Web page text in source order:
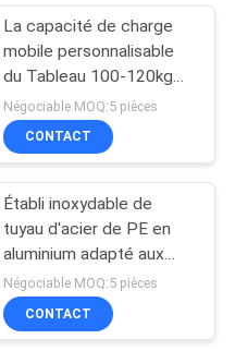
enduit
355*320x565mm
La capacité de charge
mobile personnalisable
du Tableau 100-120kg
meurent fonte
d'aluminium
Négociable MOQ:5 pièces
CONTACT
Établi inoxydable de
tuyau d'acier de PE en
aluminium adapté aux
besoins du client pour la
chaîne de
production/atelier
Négociable MOQ:5 pièces
CONTACT